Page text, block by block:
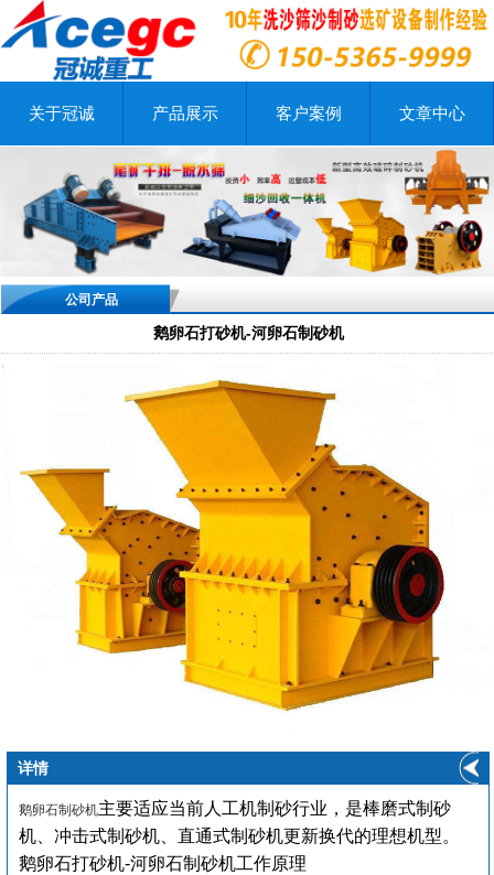
关于冠诚 产品展示 客户案例 文章中心
公司产品
鹅卵石打砂机-河卵石制砂机
详情
鹅卵石制砂机主要适应当前人工机制砂行业，是棒磨式制砂
机、冲击式制砂机、直通式制砂机更新换代的理想机型。
鹅卵石打砂机-河卵石制砂机工作原理